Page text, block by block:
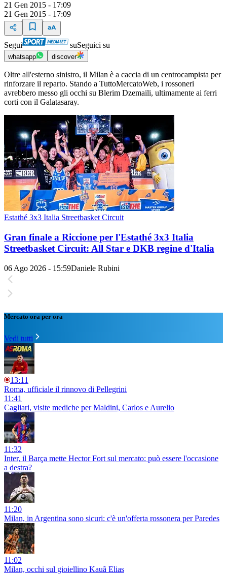
21 Gen 2015 - 17:09
21 Gen 2015 - 17:09
Segui suSeguici su
whatsapp discover
Oltre all'esterno sinistro, il Milan è a caccia di un centrocampista per
rinforzare il reparto. Stando a TuttoMercatoWeb, i rossoneri
avrebbero messo gli occhi su Blerim Dzemaili, ultimamente ai ferri
corti con il Galatasaray.
Estathé 3x3 Italia Streetbasket Circuit
Gran finale a Riccione per l'Estathé 3x3 Italia
Streetbasket Circuit: All Star e DKB regine d'Italia
06 Ago 2026 - 15:59Daniele Rubini
Mercato ora per ora
Vedi tutti
13:11
Roma, ufficiale il rinnovo di Pellegrini
11:41
Cagliari, visite mediche per Maldini, Carlos e Aurelio
11:32
Inter, il Barça mette Hector Fort sul mercato: può essere l'occasione
a destra?
11:20
Milan, in Argentina sono sicuri: c'è un'offerta rossonera per Paredes
11:02
Milan, occhi sul gioiellino Kauã Elias